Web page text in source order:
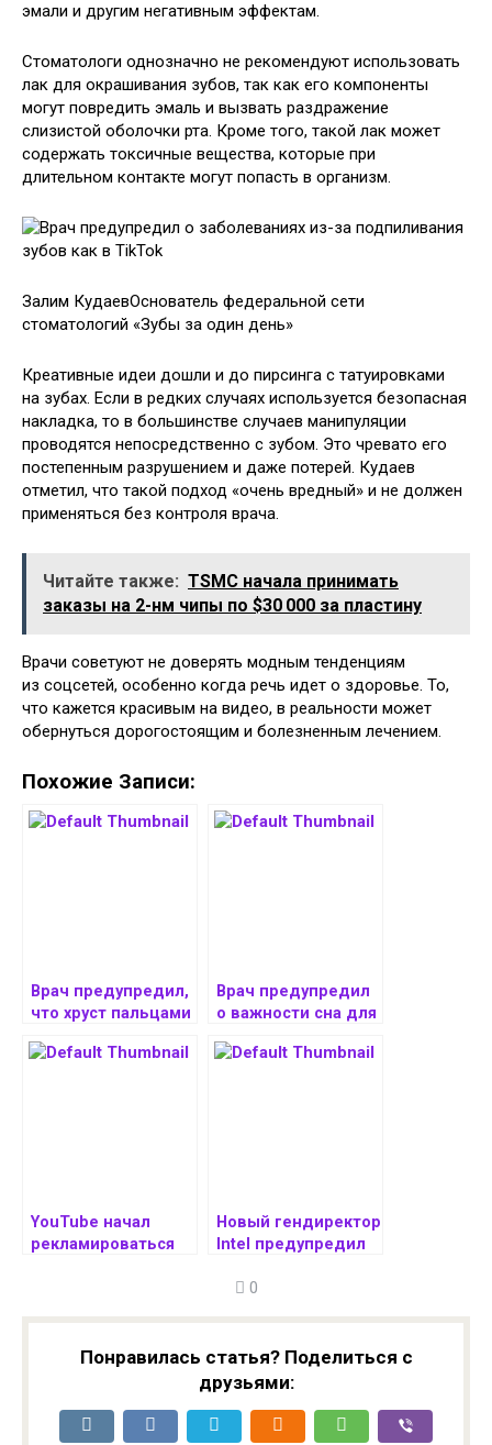
эмали и другим негативным эффектам.
Стоматологи однозначно не рекомендуют использовать
лак для окрашивания зубов, так как его компоненты
могут повредить эмаль и вызвать раздражение
слизистой оболочки рта. Кроме того, такой лак может
содержать токсичные вещества, которые при
длительном контакте могут попасть в организм.
Залим КудаевОснователь федеральной сети
стоматологий «Зубы за один день»
Креативные идеи дошли и до пирсинга с татуировками
на зубах. Если в редких случаях используется безопасная
накладка, то в большинстве случаев манипуляции
проводятся непосредственно с зубом. Это чревато его
постепенным разрушением и даже потерей. Кудаев
отметил, что такой подход «очень вредный» и не должен
применяться без контроля врача.
Читайте также: TSMC начала принимать
заказы на 2-нм чипы по $30 000 за пластину
Врачи советуют не доверять модным тенденциям
из соцсетей, особенно когда речь идет о здоровье. То,
что кажется красивым на видео, в реальности может
обернуться дорогостоящим и болезненным лечением.
Похожие Записи:
Врач предупредил,
что хруст пальцами
заболеваниях
Врач предупредил
о важности сна для
YouTube начал
рекламироваться
Новый гендиректор
Intel предупредил
предстоящих
0
Понравилась статья? Поделиться с
друзьями: